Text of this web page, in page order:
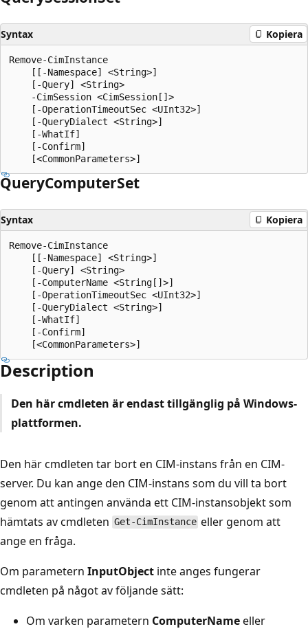
Syntax Kopiera
Remove-CimInstance
    [[-Namespace] <String>]
    [-Query] <String>
    -CimSession <CimSession[]>
    [-OperationTimeoutSec <UInt32>]
    [-QueryDialect <String>]
    [-WhatIf]
    [-Confirm]
QueryComputerSet
Syntax Kopiera
Remove-CimInstance
    [[-Namespace] <String>]
    [-Query] <String>
    [-ComputerName <String[]>]
    [-OperationTimeoutSec <UInt32>]
    [-QueryDialect <String>]
    [-WhatIf]
    [-Confirm]
Description
Den här cmdleten är endast tillgänglig på Windows-
plattformen.
Den här cmdleten tar bort en CIM-instans från en CIM-
server. Du kan ange den CIM-instans som du vill ta bort
genom att antingen använda ett CIM-instansobjekt som
hämtats av cmdleten Get-CimInstance eller genom att
ange en fråga.
Om parametern InputObject inte anges fungerar
cmdleten på något av följande sätt:
Om varken parametern ComputerNameeller